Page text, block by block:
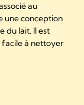
au
une conception
du lait. Il est
à nettoyer